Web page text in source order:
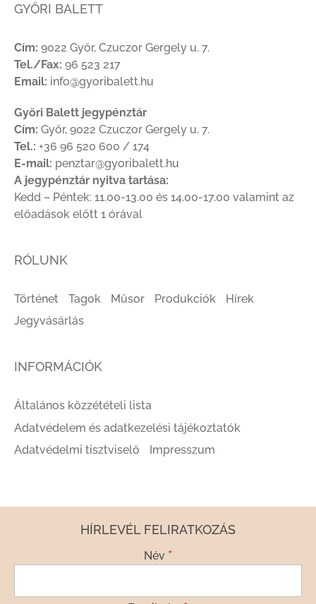
GYŐRI BALETT
Cím: 9022 Győr, Czuczor Gergely u. 7.
Tel./Fax: 96 523 217
Email: info@gyoribalett.hu
Győri Balett jegypénztár
Cím: Győr, 9022 Czuczor Gergely u. 7.
Tel.: +36 96 520 600 / 174
E-mail: penztar@gyoribalett.hu
A jegypénztár nyitva tartása:
Kedd – Péntek: 11.00-13.00 és 14.00-17.00 valamint az
előadások előtt 1 órával
RÓLUNK
Történet Tagok Műsor Produkciók
Hírek
Jegyvásárlás
INFORMÁCIÓK
Általános közzétételi lista
Adatvédelem és adatkezelési tájékoztatók
Adatvédelmi tisztviselő
Impresszum
HÍRLEVÉL FELIRATKOZÁS
Név *